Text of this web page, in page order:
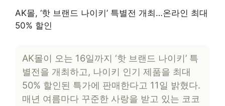
AK몰, ‘핫 브랜드 나이키’ 특별전 개최…온라인 최대
50% 할인
AK몰이 오는 16일까지 ‘핫 브랜드 나이키’ 특
별전을 개최하고, 나이키 인기 제품을 최대
50% 할인된 특가에 판매한다고 11일 밝혔다.
매년 여름마다 꾸준한 사랑을 받고 있는 코코